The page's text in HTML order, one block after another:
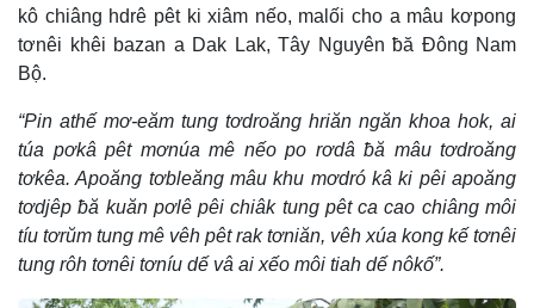
kô chiâng hdrê pêt ki xiâm nếo, malối cho a mâu kơpong
tơnêi khêi bazan a Dak Lak, Tây Nguyên ƀă Đông Nam
Bộ.
“Pin athế mơ-eăm tung tơdroăng hriăn ngăn khoa hok, ai
túa pơkâ pêt mơnúa mê nếo po rơdâ ƀă mâu tơdroăng
tơkêa. Apoăng tơbleăng mâu khu mơdró kâ ki pêi apoăng
tơdjêp ƀă kuăn pơlê pêi chiâk tung pêt ca cao chiâng môi
tíu tơrŭm tung mê vêh pêt rak tơniăn, vêh xúa kong kế tơnêi
tung rôh tơnêi tơníu dế vâ ai xếo môi tiah dế nôkố”.